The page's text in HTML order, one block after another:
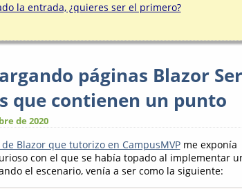
la entrada, ¿quieres ser el primero?
páginas Blazor
que contienen un punto
de 2020
Blazor que tutorizo en CampusMVPme exponía
con el que se había topado al implementar
el escenario, venía a ser como la siguiente: